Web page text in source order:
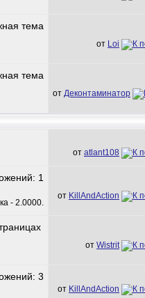
от Loi
от Деконтаминатор
от atlant108
от KillAndAction
от Wistrit
от KillAndAction